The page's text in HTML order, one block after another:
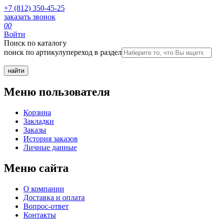
+7 (812) 350-45-25
заказать звонок
00
Войти
Поиск по каталогу
поиск по артикулупереход в раздел
Меню пользователя
Корзина
Закладки
Заказы
История заказов
Личные данные
Меню сайта
О компании
Доставка и оплата
Вопрос-ответ
Контакты